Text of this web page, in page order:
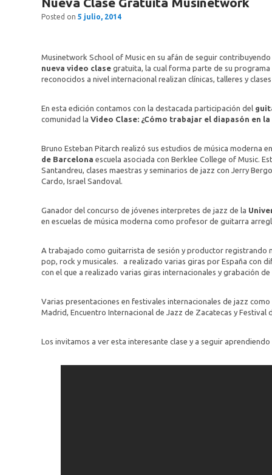
Posted on5 julio, 2014
Musinetwork School of Music en su afán de seguir
nueva video clase gratuita, la cual forma parte de su
reconocidos a nivel internacional realizan clínicas, talleres y
En esta edición contamos con la destacada participación del
comunidad laVideo Clase: ¿Cómo trabajar el diapasón en
Bruno Esteban Pitarch realizó sus estudios de música moderna
de Barcelona escuela asociada con Berklee College of Music.
Santandreu, clases maestras y seminarios de jazz con Jerry
Cardo, Israel Sandoval.
Ganador del concurso de jóvenes interpretes de jazz de la
en escuelas de música moderna como profesor de guitarra
A trabajado como guitarrista de sesión y productor registrando
pop, rock y musicales. a realizado varias giras por España con
con el que a realizado varias giras internacionales y grabación
Varias presentaciones en festivales internacionales de jazz
Madrid, Encuentro Internacional de Jazz de Zacatecas y Festival
Los invitamos a ver esta interesante clase y a seguir